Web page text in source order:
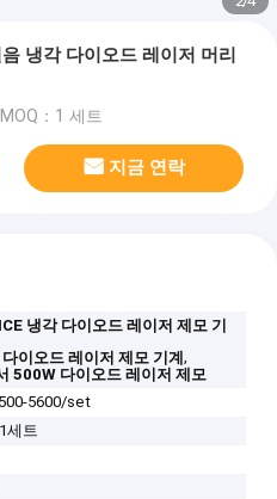
냉각 다이오드 레이저 머리
MOQ：1 세트
지금 연락
냉각 다이오드 레이저 제모 기
이오드 레이저 제모 기계,
500W 다이오드 레이저 제모
5600/set
세트